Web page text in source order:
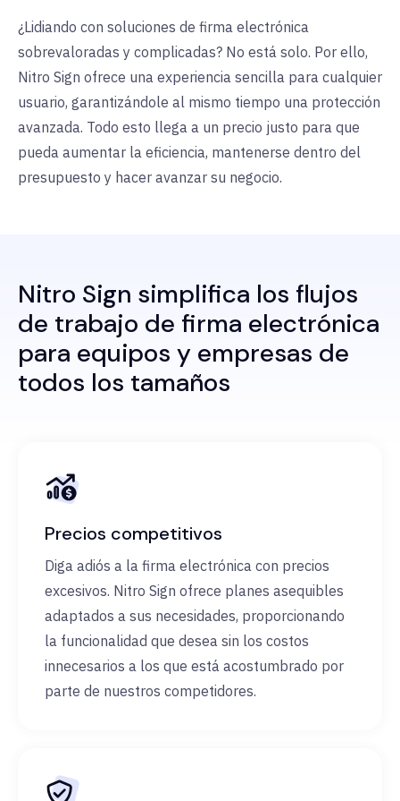
¿Lidiando con soluciones de firma electrónica
sobrevaloradas y complicadas? No está solo. Por ello,
Nitro Sign ofrece una experiencia sencilla para cualquier
usuario, garantizándole al mismo tiempo una protección
avanzada. Todo esto llega a un precio justo para que
pueda aumentar la eficiencia, mantenerse dentro del
presupuesto y hacer avanzar su negocio.
Nitro Sign simplifica los flujos
de trabajo de firma electrónica
para equipos y empresas de
todos los tamaños
Precios competitivos
Diga adiós a la firma electrónica con precios
excesivos. Nitro Sign ofrece planes asequibles
adaptados a sus necesidades, proporcionando
la funcionalidad que desea sin los costos
innecesarios a los que está acostumbrado por
parte de nuestros competidores.